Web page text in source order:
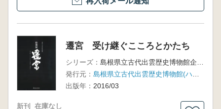
遷宮 受け継ぐこころとかたち
シリーズ：
島根県立古代出雲歴史博物館企画展
発行元：
島根県立古代出雲歴史博物館(ハーベスト出版)
出版年： 2016/03
新刊 在庫なし